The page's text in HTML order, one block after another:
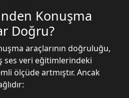
Konuşma
Doğru?
araçlarının doğruluğu,
ses veri eğitimlerindeki
ölçüde artmıştır. Ancak